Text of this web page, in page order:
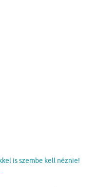
is szembe kell néznie!